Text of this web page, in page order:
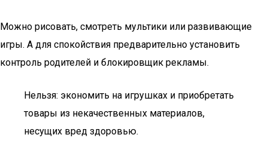
Можно рисовать, смотреть мультики или развивающие
игры. А для спокойствия предварительно установить
контроль родителей и блокировщик рекламы.
Нельзя: экономить на игрушках и приобретать
товары из некачественных материалов,
несущих вред здоровью.